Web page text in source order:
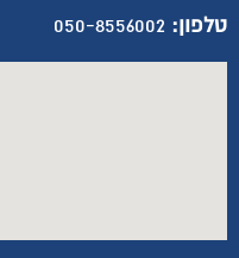
טלפון: 050-8556002